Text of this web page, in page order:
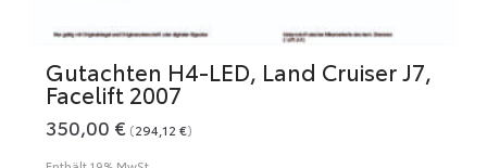
Gutachten H4-LED, Land Cruiser J7,
Facelift 2007
350,00 € (294,12 €)